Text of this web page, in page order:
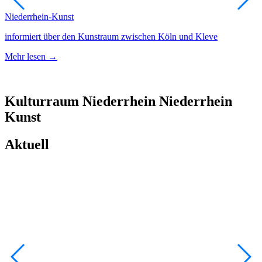
Niederrhein-Kunst
informiert über den Kunstraum zwischen Köln und Kleve
Mehr lesen →
Kulturraum Niederrhein Niederrhein
Kunst
Aktuell